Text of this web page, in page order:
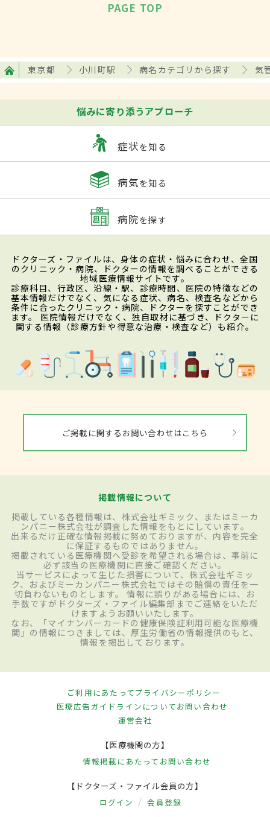
PAGE TOP
東京都 小川町駅 病名カテゴリから探す 気
悩みに寄り添うアプローチ
症状を知る
病気を知る
病院を探す
ドクターズ・ファイルは、身体の症状・悩みに合わせ、全国
のクリニック・病院、ドクターの情報を調べることができる
地域医療情報サイトです。
診療科目、行政区、沿線・駅、診療時間、医院の特徴などの
基本情報だけでなく、気になる症状、病名、検査名などから
条件に合ったクリニック・病院、ドクターを探すことができ
ます。 医院情報だけでなく、独自取材に基づき、ドクターに
関する情報（診療方針や得意な治療・検査など）も紹介。
ご掲載に関するお問い合わせはこちら
掲載情報について
掲載している各種情報は、株式会社ギミック、またはミーカ
ンパニー株式会社が調査した情報をもとにしています。
出来るだけ正確な情報掲載に努めておりますが、内容を完全
に保証するものではありません。
掲載されている医療機関へ受診を希望される場合は、事前に
必ず該当の医療機関に直接ご確認ください。
当サービスによって生じた損害について、株式会社ギミッ
ク、およびミーカンパニー株式会社ではその賠償の責任を一
切負わないものとします。 情報に誤りがある場合には、お
手数ですがドクターズ・ファイル編集部までご連絡をいただ
けますようお願いいたします。
なお、「マイナンバーカードの健康保険証利用可能な医療機
関」の情報につきましては、厚生労働省の情報提供のもと、
情報を掲出しております。
ご利用にあたってプライバシーポリシー
医療広告ガイドラインについてお問い合わせ
運営会社
【医療機関の方】
情報掲載にあたって お問い合わせ
【ドクターズ・ファイル会員の方】
ログイン 会員登録